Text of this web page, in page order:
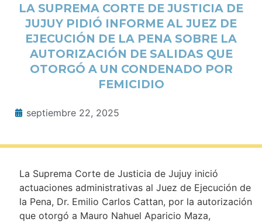
LA SUPREMA CORTE DE JUSTICIA DE
JUJUY PIDIÓ INFORME AL JUEZ DE
EJECUCIÓN DE LA PENA SOBRE LA
AUTORIZACIÓN DE SALIDAS QUE
OTORGÓ A UN CONDENADO POR
FEMICIDIO
septiembre 22, 2025
La Suprema Corte de Justicia de Jujuy inició
actuaciones administrativas al Juez de Ejecución de
la Pena, Dr. Emilio Carlos Cattan, por la autorización
que otorgó a Mauro Nahuel Aparicio Maza,